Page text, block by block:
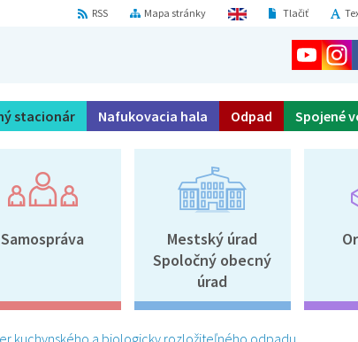
Tlačiť
Mapa stránky
RSS
stacionár Nafukovacia hala Odpad Spojené
Samospráva
Mestský úrad
Spoločný obecný
úrad
kuchynského a biologicky rozložiteľného odpadu